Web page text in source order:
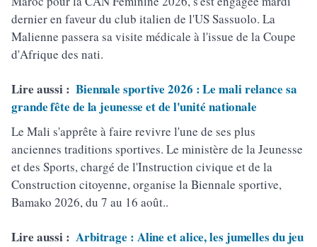
dernier en faveur du club italien de l'US Sassuolo. La
Malienne passera sa visite médicale à l'issue de la Coupe
d'Afrique des nati.
Lire aussi : Biennale sportive 2026 : Le mali relance sa
grande fête de la jeunesse et de l'unité nationale
Le Mali s'apprête à faire revivre l'une de ses plus
anciennes traditions sportives. Le ministère de la Jeunesse
et des Sports, chargé de l'Instruction civique et de la
Construction citoyenne, organise la Biennale sportive,
Bamako 2026, du 7 au 16 août..
Lire aussi : Arbitrage : Aline et alice, les jumelles du jeu